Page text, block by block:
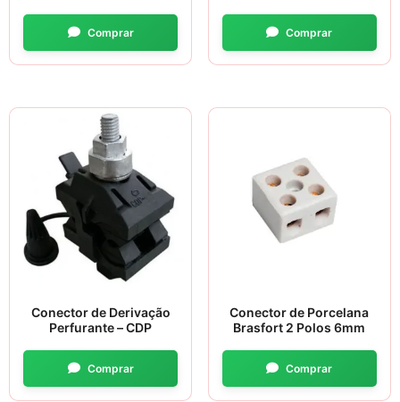
Conector de Derivação
Perfurante – CDP
Conector de Porcelana
Brasfort 2 Polos 6mm